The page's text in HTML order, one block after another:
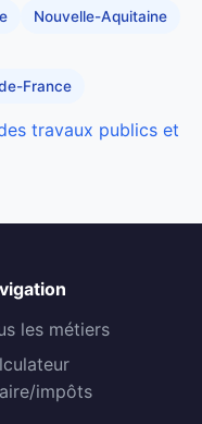
Nouvelle-Aquitaine
France
travaux publics et
les métiers
impôts